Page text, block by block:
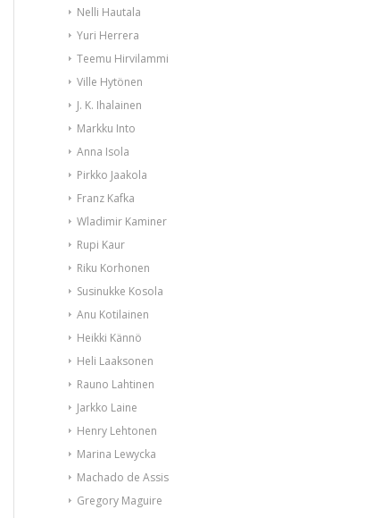
Nelli Hautala
Yuri Herrera
Teemu Hirvilammi
Ville Hytönen
J. K. Ihalainen
Markku Into
Anna Isola
Pirkko Jaakola
Franz Kafka
Wladimir Kaminer
Rupi Kaur
Riku Korhonen
Susinukke Kosola
Anu Kotilainen
Heikki Kännö
Heli Laaksonen
Rauno Lahtinen
Jarkko Laine
Henry Lehtonen
Marina Lewycka
Machado de Assis
Gregory Maguire